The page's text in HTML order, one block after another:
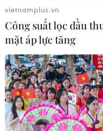
Thống đốc
thiết phải nâng lãi
vietnamplus.vn
Công suất lọc dầu
mặt áp lực tăng